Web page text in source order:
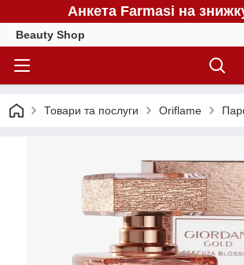
Анкета Farmasi на
Beauty Shop
Товари та послуги Oriflame